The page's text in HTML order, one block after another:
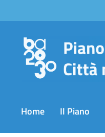
al
contenuto
Home Il Piano